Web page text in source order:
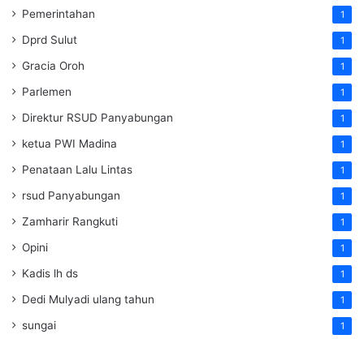
Pemerintahan 1
Dprd Sulut 1
Gracia Oroh 1
Parlemen 1
Direktur RSUD Panyabungan 1
ketua PWI Madina 1
Penataan Lalu Lintas 1
rsud Panyabungan 1
Zamharir Rangkuti 1
Opini 1
Kadis lh ds 1
Dedi Mulyadi ulang tahun 1
sungai 1